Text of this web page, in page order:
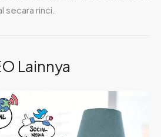
secara rinci.
Lainnya